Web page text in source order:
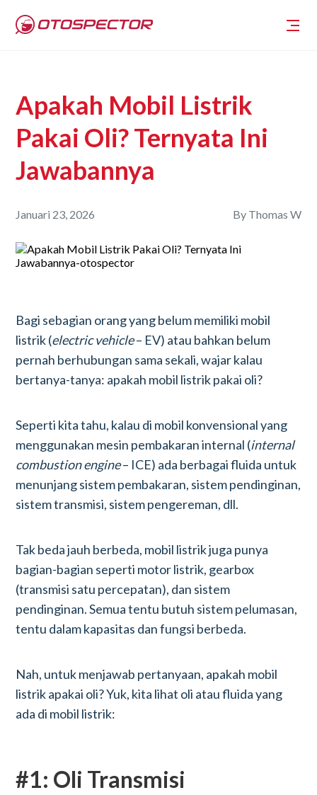
Apakah Mobil Listrik
Pakai Oli? Ternyata Ini
Jawabannya
Januari 23, 2026 By Thomas W
Bagi sebagian orang yang belum memiliki mobil
listrik (electric vehicle– EV) atau bahkan belum
pernah berhubungan sama sekali, wajar kalau
bertanya-tanya: apakah mobil listrik pakai oli?
Seperti kita tahu, kalau di mobil konvensional yang
menggunakan mesin pembakaran internal (internal
combustion engine– ICE) ada berbagai fluida untuk
menunjang sistem pembakaran, sistem pendinginan,
sistem transmisi, sistem pengereman, dll.
Tak beda jauh berbeda, mobil listrik juga punya
bagian-bagian seperti motor listrik, gearbox
(transmisi satu percepatan), dan sistem
pendinginan. Semua tentu butuh sistem pelumasan,
tentu dalam kapasitas dan fungsi berbeda.
Nah, untuk menjawab pertanyaan, apakah mobil
listrik apakai oli? Yuk, kita lihat oli atau fluida yang
ada di mobil listrik:
#1: Oli Transmisi